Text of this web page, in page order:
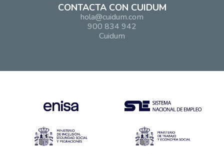
CONTACTA CON CUIDUM
hola@cuidum.com
900 834 942
Cuidum